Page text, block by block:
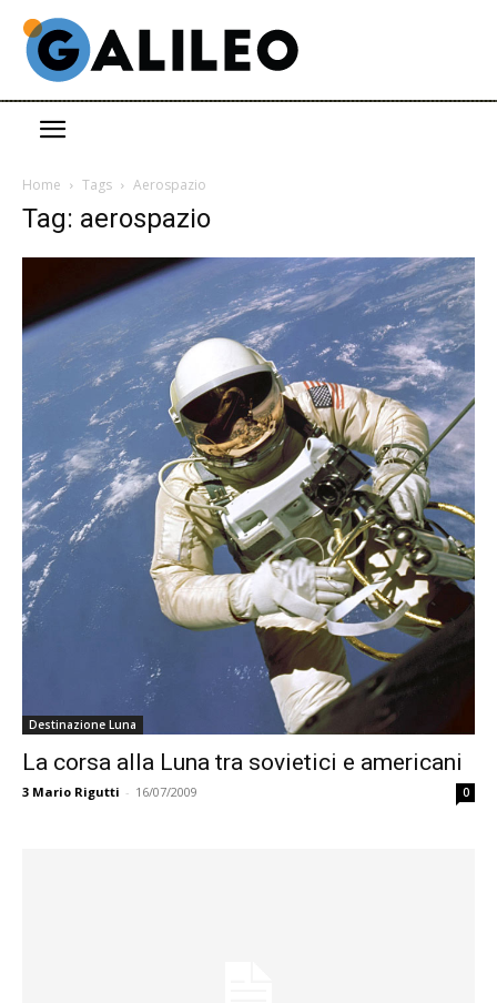
Home Tags Aerospazio
Tag: aerospazio
Destinazione Luna
La corsa alla Luna tra sovietici e americani
3 Mario Rigutti - 16/07/2009 0